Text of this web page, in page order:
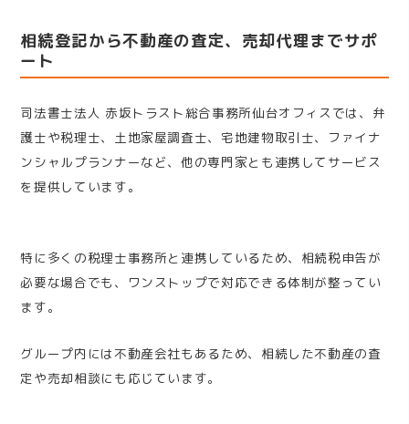
相続登記から不動産の査定、売却代理までサポ
ート
司法書士法人 赤坂トラスト総合事務所仙台オフィスでは、弁
護士や税理士、土地家屋調査士、宅地建物取引士、ファイナ
ンシャルプランナーなど、他の専門家とも連携してサービス
を提供しています。
特に多くの税理士事務所と連携しているため、相続税申告が
必要な場合でも、ワンストップで対応できる体制が整ってい
ます。
グループ内には不動産会社もあるため、相続した不動産の査
定や売却相談にも応じています。